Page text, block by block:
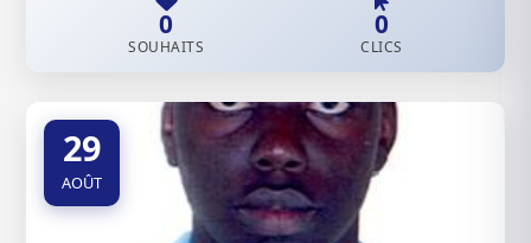
0
SOUHAITS
0
CLICS
29
AOÛT